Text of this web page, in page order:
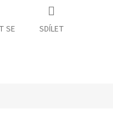
SE SDÍLET